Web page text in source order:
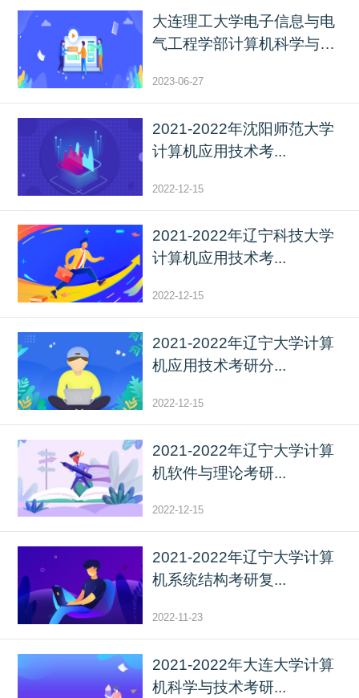
大连理工大学电子信息与电
气工程学部计算机科学与
2023-06-27
2021-2022年沈阳师范大学
计算机应用技术考...
2022-12-15
2021-2022年辽宁科技大学
计算机应用技术考...
2022-12-15
2021-2022年辽宁大学计算
机应用技术考研分...
2022-12-15
2021-2022年辽宁大学计算
机软件与理论考研...
2022-12-15
2021-2022年辽宁大学计算
机系统结构考研复...
2022-11-23
2021-2022年大连大学计算
机科学与技术考研...